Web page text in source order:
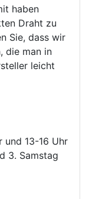
haben
Draht zu
Sie, dass wir
die man in
leicht
und 13-16 Uhr
3. Samstag